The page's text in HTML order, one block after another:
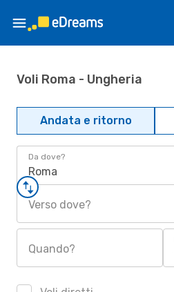
Voli Roma - Ungheria
Andata e ritorno
Da dove?
Roma
Verso dove?
Quando?